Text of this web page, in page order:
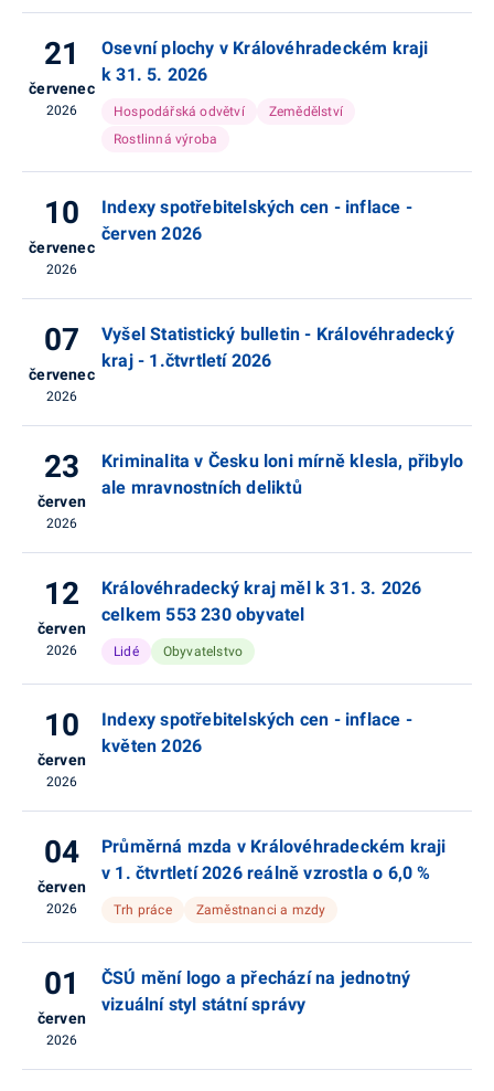
21
červenec
2026
Osevní plochy v Královéhradeckém kraji
k 31. 5. 2026
Hospodářská odvětví
Zemědělství
Rostlinná výroba
10
červenec
2026
Indexy spotřebitelských cen - inflace -
červen 2026
07
červenec
2026
Vyšel Statistický bulletin - Královéhradecký
kraj - 1.čtvrtletí 2026
23
červen
2026
Kriminalita v Česku loni mírně klesla, přibylo
ale mravnostních deliktů
12
červen
2026
Královéhradecký kraj měl k 31. 3. 2026
celkem 553 230 obyvatel
Lidé Obyvatelstvo
10
červen
2026
Indexy spotřebitelských cen - inflace -
květen 2026
04
červen
2026
Průměrná mzda v Královéhradeckém kraji
v 1. čtvrtletí 2026 reálně vzrostla o 6,0 %
Trh práce Zaměstnanci a mzdy
01
červen
2026
ČSÚ mění logo a přechází na jednotný
vizuální styl státní správy